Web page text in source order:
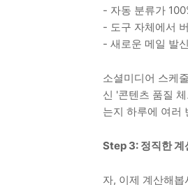
- 자동 분류가
- 도구 자체에서
- 새로운 메일 발
소셜미디어 스케
신 '콘텐츠 품질
는지 하루에 여러
Step 3: 정직한 계
자, 이제 계산해